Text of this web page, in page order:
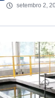
setembro 2,